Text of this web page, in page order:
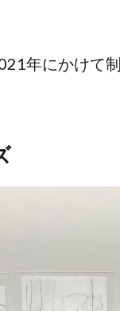
年にかけて